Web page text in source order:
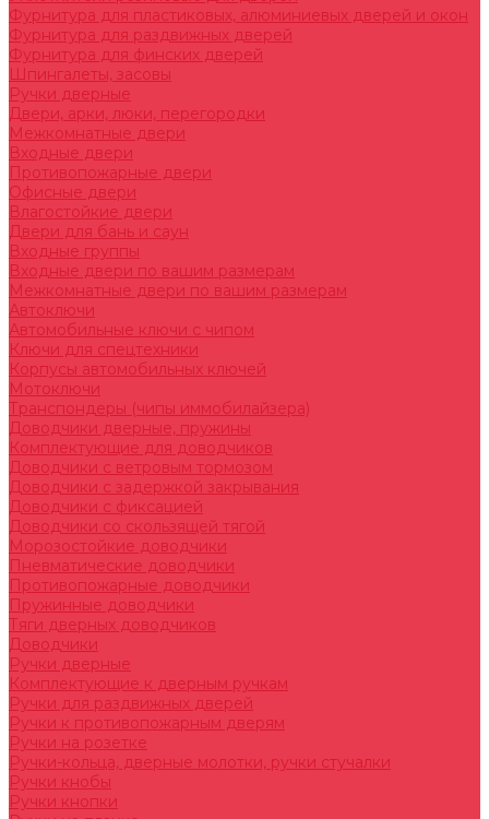
Фурнитура для пластиковых, алюминиевых дверей и окон
Фурнитура для раздвижных дверей
Фурнитура для финских дверей
Шпингалеты, засовы
Ручки дверные
Двери, арки, люки, перегородки
Межкомнатные двери
Входные двери
Противопожарные двери
Офисные двери
Влагостойкие двери
Двери для бань и саун
Входные группы
Входные двери по вашим размерам
Межкомнатные двери по вашим размерам
Автоключи
Автомобильные ключи с чипом
Ключи для спецтехники
Корпусы автомобильных ключей
Мотоключи
Транспондеры (чипы иммобилайзера)
Доводчики дверные, пружины
Комплектующие для доводчиков
Доводчики с ветровым тормозом
Доводчики с задержкой закрывания
Доводчики с фиксацией
Доводчики со скользящей тягой
Морозостойкие доводчики
Пневматические доводчики
Противопожарные доводчики
Пружинные доводчики
Тяги дверных доводчиков
Доводчики
Ручки дверные
Комплектующие к дверным ручкам
Ручки для раздвижных дверей
Ручки к противопожарным дверям
Ручки на розетке
Ручки-кольца, дверные молотки, ручки стучалки
Ручки кнобы
Ручки кнопки